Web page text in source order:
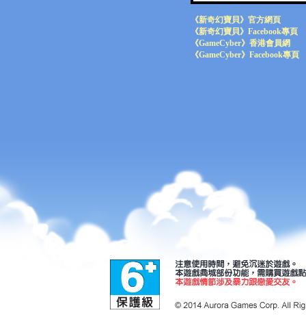
《新奇幻寶貝》官方網頁
《新奇幻寶貝》Facebook專頁
《GameCyber》香港會員網
《GameCyber》Facebook專頁